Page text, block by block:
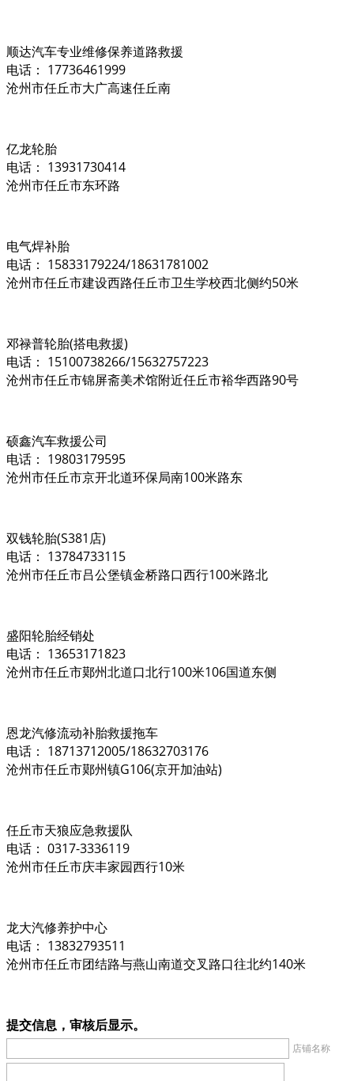
顺达汽车专业维修保养道路救援
电话： 17736461999
沧州市任丘市大广高速任丘南
亿龙轮胎
电话： 13931730414
沧州市任丘市东环路
电气焊补胎
电话： 15833179224/18631781002
沧州市任丘市建设西路任丘市卫生学校西北侧约50米
邓禄普轮胎(搭电救援)
电话： 15100738266/15632757223
沧州市任丘市锦屏斋美术馆附近任丘市裕华西路90号
硕鑫汽车救援公司
电话： 19803179595
沧州市任丘市京开北道环保局南100米路东
双钱轮胎(S381店)
电话： 13784733115
沧州市任丘市吕公堡镇金桥路口西行100米路北
盛阳轮胎经销处
电话： 13653171823
沧州市任丘市鄚州北道口北行100米106国道东侧
恩龙汽修流动补胎救援拖车
电话： 18713712005/18632703176
沧州市任丘市鄚州镇G106(京开加油站)
任丘市天狼应急救援队
电话： 0317-3336119
沧州市任丘市庆丰家园西行10米
龙大汽修养护中心
电话： 13832793511
沧州市任丘市团结路与燕山南道交叉路口往北约140米
提交信息，审核后显示。
店铺名称